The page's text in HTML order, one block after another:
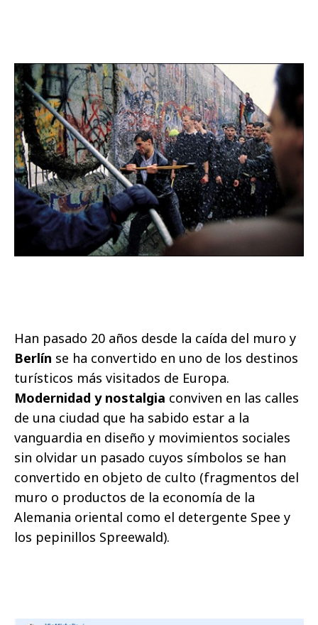
Han pasado 20 años desde la caída del muro y
Berlín se ha convertido en uno de los destinos
turísticos más visitados de Europa.
Modernidad y nostalgia conviven en las calles
de una ciudad que ha sabido estar a la
vanguardia en diseño y movimientos sociales
sin olvidar un pasado cuyos símbolos se han
convertido en objeto de culto (fragmentos del
muro o productos de la economía de la
Alemania oriental como el detergente Spee y
los pepinillos Spreewald).